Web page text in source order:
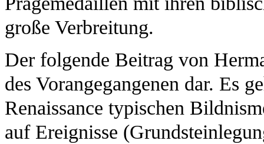
große Verbreitung.
Der folgende Beitrag von
des Vorangegangenen dar. Es
Renaissance typischen
auf Ereignisse